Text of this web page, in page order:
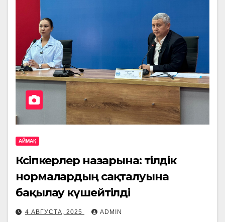
АЙМАҚ
Кәсіпкерлер назарына: тілдік
нормалардың сақталуына
бақылау күшейтілді
4 АВГУСТА, 2025 ADMIN